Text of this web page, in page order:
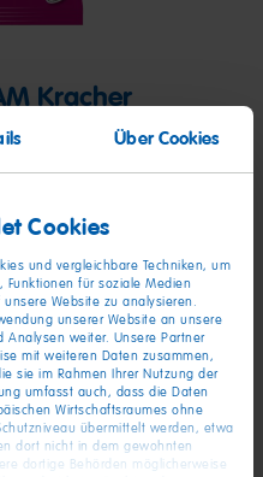
Über Cookies
Cookies
und vergleichbare Techniken, um
für soziale Medien
Website zu analysieren.
unserer Website an unsere
Analysen weiter. Unsere Partner
mit weiteren Daten zusammen,
sie im Rahmen Ihrer Nutzung der
umfasst auch, dass die Daten
Wirtschaftsraumes ohne
übermittelt werden, etwa
dort nicht in dem gewohnten
dortige Behörden möglicherweise
Kracher